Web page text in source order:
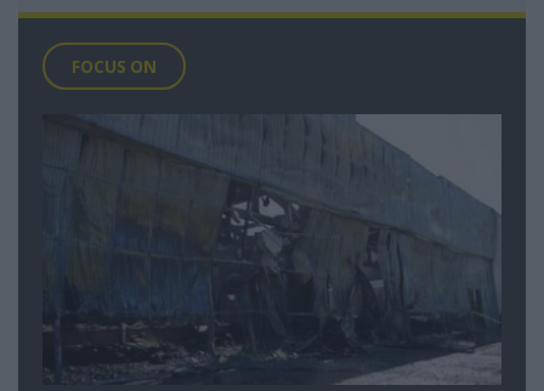
FOCUS ON